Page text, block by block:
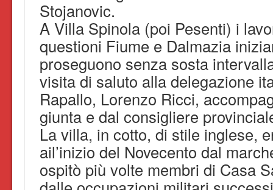
Stojanovic.
A Villa Spinola (poi Pesenti) i
questioni Fiume e Dalmazia
proseguono senza sosta
visita di saluto alla delegazione
Rapallo, Lorenzo Ricci,
giunta e dal consigliere
La villa, in cotto, di stile inglese,
ail’inizio del Novecento dal
ospitò più volte membri di Casa